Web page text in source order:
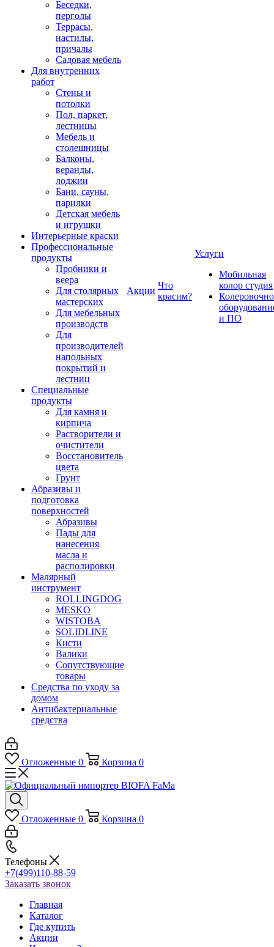
Беседки,
перголы
Террасы,
настилы,
причалы
Садовая мебель
Для внутренних
работ
Стены и
потолки
Пол, паркет,
лестницы
Мебель и
столешницы
Балконы,
веранды,
лоджии
Бани, сауны,
парилки
Детская мебель
и игрушки
Интерьерные краски
Профессиональные
продукты
Пробники и
веера
Для столярных
мастерских
Для мебельных
производств
Для
производителей
напольных
покрытий и
лестниц
Специальные
продукты
Для камня и
кирпича
Растворители и
очистители
Восстановитель
цвета
Грунт
Абразивы и
подготовка
поверхностей
Абразивы
Пады для
нанесения
масла и
располировки
Малярный
инструмент
ROLLINGDOG
MESKO
WISTOBA
SOLIDLINE
Кисти
Валики
Сопутствующие
товары
Средства по уходу за
домом
Антибактериальные
средства
Акции
Что
красим?
Услуги
Мобильная
колор студия
и ПО
Отложенные 0 Корзина 0
Отложенные 0 Корзина 0
Телефоны
+7(499)110-88-59
Заказать звонок
Главная
Каталог
Где купить
Акции